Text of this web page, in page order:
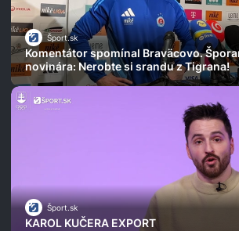
Šport.sk
Komentátor spomínal Braväcovo.
novinára: Nerobte si srandu z Tigrana!
Šport.sk
KAROL KUČERA EXPORT